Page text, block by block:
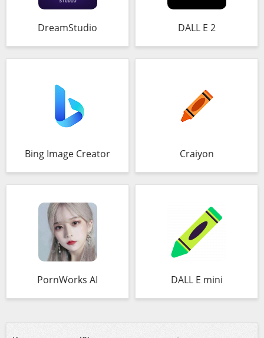
DreamStudio DALL E 2
Bing Image Creator Craiyon
PornWorks AI DALL E mini